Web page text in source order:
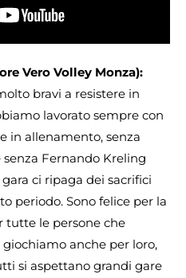
Vero Volley Monza):
bravi a resistere in
lavorato sempre con
in allenamento, senza
Fernando Kreling
ci ripaga dei sacrifici
periodo. Sono felice per la
tutte le persone che
giochiamo anche per loro,
si aspettano grandi gare